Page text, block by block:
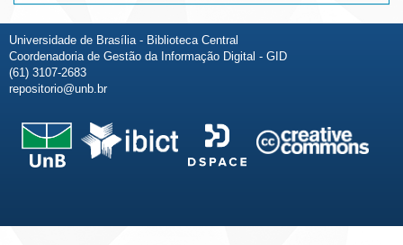
Universidade de Brasília - Biblioteca Central
Coordenadoria de Gestão da Informação Digital - GID
(61) 3107-2683
repositorio@unb.br